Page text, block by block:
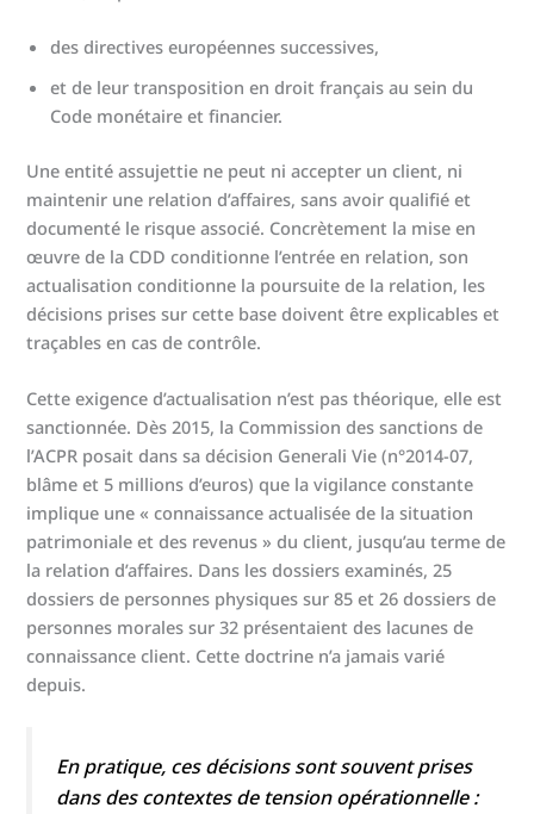
des directives européennes successives,
et de leur transposition en droit français au sein du
Code monétaire et financier.
Une entité assujettie ne peut ni accepter un client, ni
maintenir une relation d’affaires, sans avoir qualifié et
documenté le risque associé. Concrètement la mise en
œuvre de la CDD conditionne l’entrée en relation, son
actualisation conditionne la poursuite de la relation, les
décisions prises sur cette base doivent être explicables et
traçables en cas de contrôle.
Cette exigence d’actualisation n’est pas théorique, elle est
sanctionnée. Dès 2015, la Commission des sanctions de
l’ACPR posait dans sa décision Generali Vie (n°2014-07,
blâme et 5 millions d’euros) que la vigilance constante
implique une « connaissance actualisée de la situation
patrimoniale et des revenus » du client, jusqu’au terme de
la relation d’affaires. Dans les dossiers examinés, 25
dossiers de personnes physiques sur 85 et 26 dossiers de
personnes morales sur 32 présentaient des lacunes de
connaissance client. Cette doctrine n’a jamais varié
depuis.
En pratique, ces décisions sont souvent prises
dans des contextes de tension opérationnelle :